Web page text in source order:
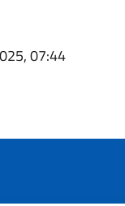
07:44